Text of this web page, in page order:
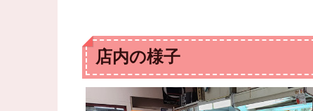
店内の様子